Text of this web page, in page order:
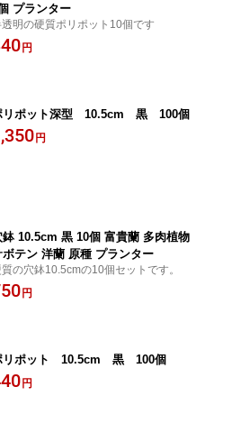
プランター
明の硬質ポリポット10個です
円
リポット深型 10.5cm 黒 100個
円
鉢 10.5cm 黒 10個 富貴蘭 多肉植物
ボテン 洋蘭 原種 プランター
の穴鉢10.5cmの10個セットです。
円
リポット 10.5cm 黒 100個
円